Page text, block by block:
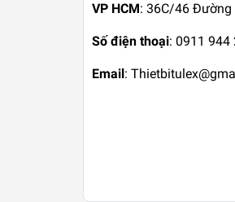
VP HCM: 36C/46 Đường
Số điện thoại: 0911 944
Email :